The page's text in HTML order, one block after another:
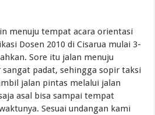
menuju tempat acara orientasi
Dosen 2010 di Cisarua mulai 3-
Sore itu jalan menuju
sangat padat, sehingga sopir taksi
jalan pintas melalui jalan
asal bisa sampai tempat
Sesuai undangan kami